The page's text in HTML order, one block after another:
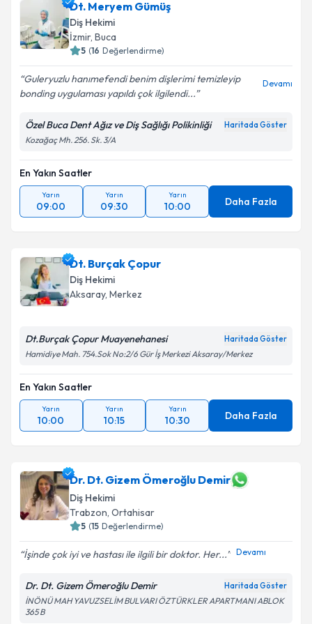
Dt. Meryem Gümüş
Diş Hekimi
İzmir, Buca
5 (16 Değerlendirme)
Guleryuzlu hanımefendi benim dişlerimi temizleyip
bonding uygulaması yapıldı çok ilgilendi...
Devamı
Özel Buca Dent Ağız ve Diş Sağlığı Polikinliği Haritada Göster
Kozağaç Mh. 256. Sk. 3/A
En Yakın Saatler
Yarın
09:00
Yarın
09:30
Yarın
10:00 Daha Fazla
Dt. Burçak Çopur
Diş Hekimi
Aksaray, Merkez
Dt.Burçak Çopur Muayenehanesi Haritada Göster
Hamidiye Mah. 754.Sok No:2/6 Gür İş Merkezi Aksaray/Merkez
En Yakın Saatler
Yarın
10:00
Yarın
10:15
Yarın
10:30 Daha Fazla
Dr. Dt. Gizem Ömeroğlu Demir
Diş Hekimi
Trabzon, Ortahisar
5 (15 Değerlendirme)
İşinde çok iyi ve hastası ile ilgili bir doktor. Her... Devamı
Dr. Dt. Gizem Ömeroğlu Demir Haritada Göster
İNÖNÜ MAH YAVUZSELİM BULVARI ÖZTÜRKLER APARTMANI ABLOK
365 B